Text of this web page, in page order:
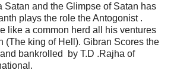
Satan and the Glimpse of Satan has
plays the role the Antogonist .
like a common herd all his ventures
(The king of Hell). Gibran Scores the
bankrolled by T.D .Rajha of